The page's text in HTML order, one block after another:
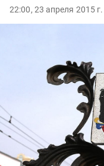
22:00, 23 апреля 2015 г.